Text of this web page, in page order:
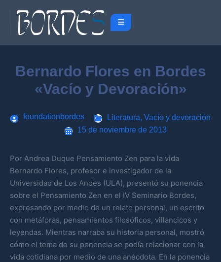
Bernardo Flores en Bordes
«Vacío y Devoración»
foundationbordes Literatura, Vacío y devoración
15 de noviembre de 2013
Por Andrea Duque Pensamiento Zen para la vida
Bernardo Flores, profesor e investigador de la
Universidad de Los Andes (ULA), presentó su ponencia
sobre el Pensamiento Zen en el IV Seminario Bordes,
expresando por medio de un relato personal, un escrito
con metáforas, pensamientos filosóficos, villancicos y
leyendas. Mientras narraba su historia personal, mostró
cómo el tema de su ponencia se podía relacionar con la
vida cotidiana por medio de una anécdota. En la ponencia